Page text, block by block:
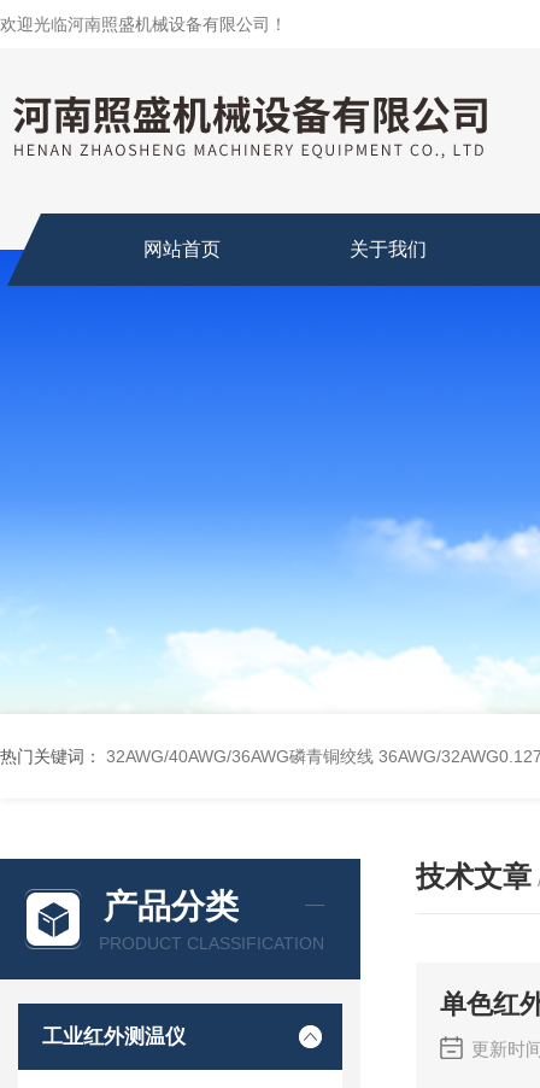
欢迎光临河南照盛机械设备有限公司！
网站首页 关于我们
热门关键词： 32AWG/40AWG/36AWG磷青铜绞线 36AWG/
产品分类
PRODUCT CLASSIFICATION
工业红外测温仪
技术文章
单色红
更新时